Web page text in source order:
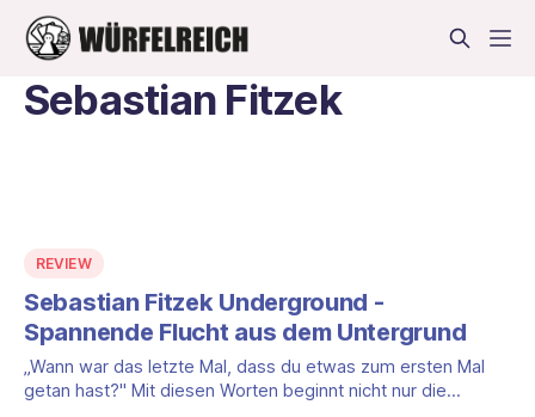
Sebastian Fitzek
REVIEW
Sebastian Fitzek Underground -
Spannende Flucht aus dem Untergrund
„Wann war das letzte Mal, dass du etwas zum ersten Mal
getan hast?" Mit diesen Worten beginnt nicht nur die